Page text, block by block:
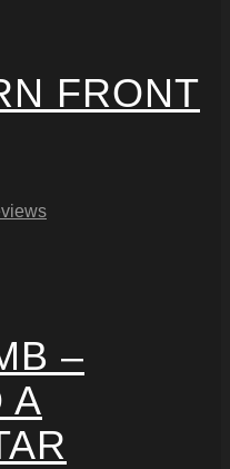
FRONT
–
A